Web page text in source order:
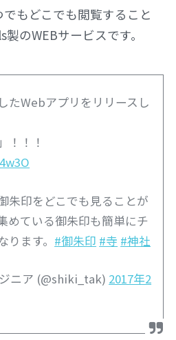
もどこでも閲覧すること
のWEBサービスです。
たWebアプリをリリースし
！！！
朱印をどこでも見ることが
めている御朱印も簡単にチ
ます。 #御朱印 #寺 #神社
ニア (@shiki_tak) 2017年2